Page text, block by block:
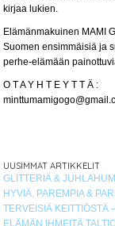
kirjaa lukien.
Elämänmakuinen MAMI
Suomen ensimmäisiä ja
perhe-elämään
O T A Y H T E Y T T Ä :
UUSIMMAT ARTIKKELIT
GLITTERIÄ &
HYVIÄ, PAREMPIA &
TERVEISIÄ KEITTIÖSTÄ
ELÄMÄN IHMEITÄ